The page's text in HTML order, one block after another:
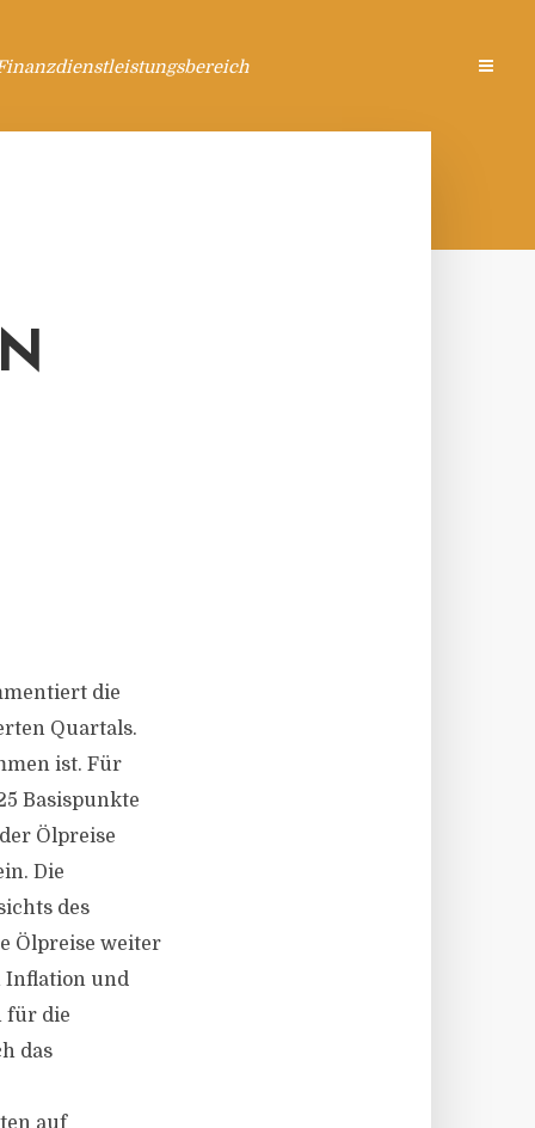
die
Quartals.
ist. Für
Basispunkte
Ölpreise
Die
des
Ölpreise weiter
Inflation und
für die
das
auf